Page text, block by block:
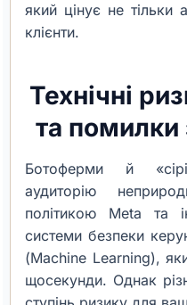
який цінує не тільки
клієнти.
Технічні
та помилки
Ботоферми й
аудиторію
політикою Meta та
системи безпеки
(Machine Learning),
щосекунди. Однак